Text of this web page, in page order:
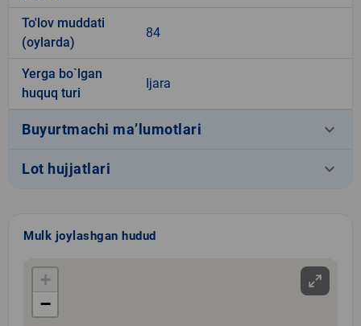
To'lov muddati
(oylarda)
84
Yerga bo`lgan
huquq turi
Ijara
Buyurtmachi ma’lumotlari keyboard_arrow_down
Lot hujjatlari keyboard_arrow_down
Mulk joylashgan hudud
+
−